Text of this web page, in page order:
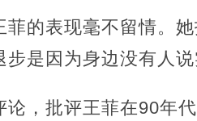
的表现毫不留情。
是因为身边没有人说
，批评王菲在90年